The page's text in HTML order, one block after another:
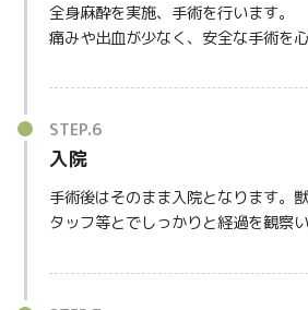
全身麻酔を実施、手術を行います。
痛みや出血が少なく、安全な手術を
入院
手術後はそのまま入院となります。
タッフ等とでしっかりと経過を観察い